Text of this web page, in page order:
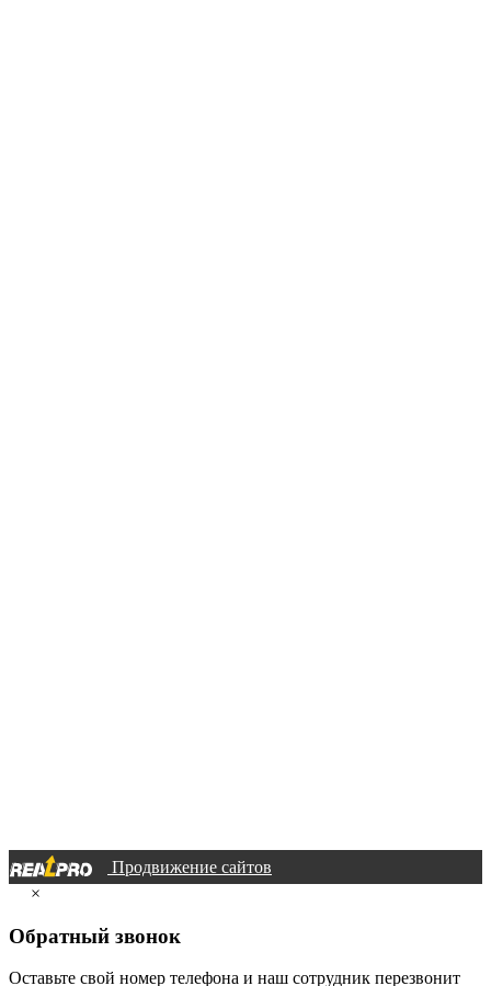
Продвижение сайтов
×
Обратный звонок
Оставьте свой номер телефона и наш сотрудник перезвонит